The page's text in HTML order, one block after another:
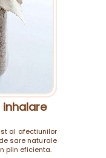
al afectiunilor
sare naturale
plin eficienta.